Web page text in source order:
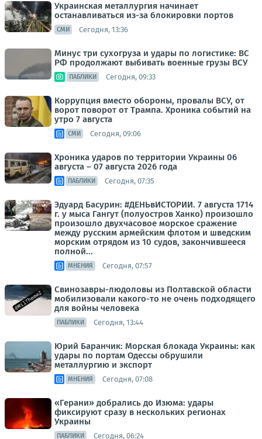
Украинская металлургия начинает
останавливаться из-за блокировки портов
СМИ Сегодня, 13:36
Минус три сухогруза и удары по логистике: ВС
РФ продолжают выбивать военные грузы ВСУ
ПАБЛИКИ Сегодня, 09:33
Коррупция вместо обороны, провалы ВСУ, от
ворот поворот от Трампа. Хроника событий на
утро 7 августа
СМИ Сегодня, 09:06
Хроника ударов по территории Украины 06
августа – 07 августа 2026 года
ПАБЛИКИ Сегодня, 07:35
Эдуард Басурин: #ДЕНЬвИСТОРИИ. 7 августа 1714
г. у мыса Гангут (полуостров Ханко) произошло
произошло двухчасовое морское сражение
между русским армейским флотом и шведским
морским отрядом из 10 судов, закончившееся
полной...
МНЕНИЯ Сегодня, 07:57
Свинозавры-людоловы из Полтавской области
мобилизовали какого-то не очень подходящего
для войны человека
ПАБЛИКИ Сегодня, 13:44
Юрий Баранчик: Морская блокада Украины: как
удары по портам Одессы обрушили
металлургию и экспорт
МНЕНИЯ Сегодня, 07:08
«Герани» добрались до Изюма: удары
фиксируют сразу в нескольких регионах
Украины
ПАБЛИКИ Сегодня, 06:24